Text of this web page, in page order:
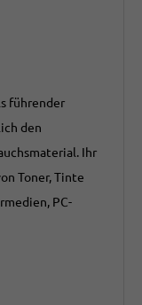
führender
den
Ihr
Toner, Tinte
PC-